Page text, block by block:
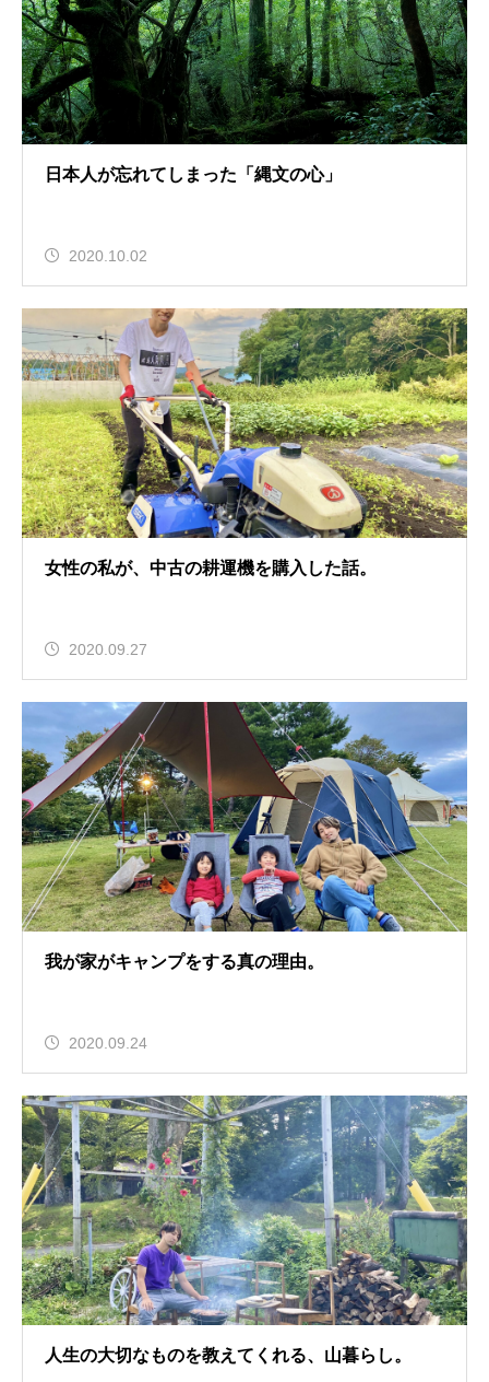
日本人が忘れてしまった「縄文の心」
2020.10.02
女性の私が、中古の耕運機を購入した話。
2020.09.27
我が家がキャンプをする真の理由。
2020.09.24
人生の大切なものを教えてくれる、山暮らし。